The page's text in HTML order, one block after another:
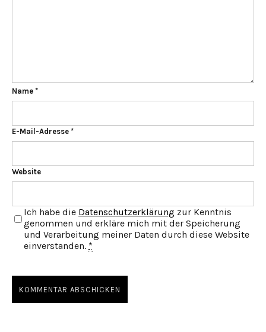
Name *
E-Mail-Adresse *
Website
Ich habe die Datenschutzerklärung zur Kenntnis
genommen und erkläre mich mit der Speicherung
und Verarbeitung meiner Daten durch diese Website
einverstanden. *